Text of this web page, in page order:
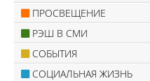
ПРОСВЕЩЕНИЕ
РЭШ В СМИ
СОБЫТИЯ
СОЦИАЛЬНАЯ ЖИЗНЬ